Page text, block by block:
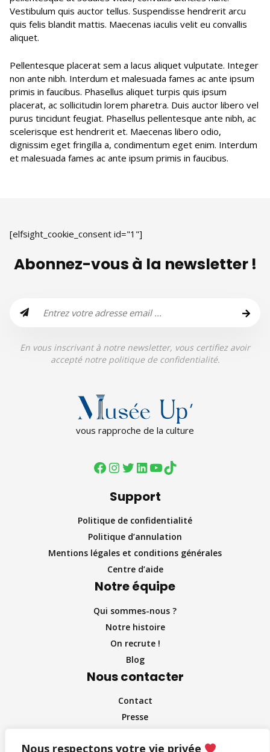
Nous respectons votre vie privée
Vestibulum quis auctor tellus. Suspendisse hendrerit arcu
quis felis blandit mattis. Maecenas iaculis velit eu convallis
aliquet.
Pellentesque placerat sem a lacus aliquet vulputate. Integer
non ante nibh. Interdum et malesuada fames ac ante ipsum
primis in faucibus. Phasellus aliquet turpis quis ipsum
placerat, ac sollicitudin lorem pharetra. Duis auctor libero vel
purus tincidunt feugiat. Phasellus pellentesque ante nibh, ac
scelerisque est hendrerit et. Maecenas libero odio,
dignissim eget fringilla a, condimentum eget enim. Interdum
et malesuada fames ac ante ipsum primis in faucibus.
[elfsight_cookie_consent id="1"]
Abonnez-vous à la newsletter !
En vous inscrivant à notre newsletter, vous certifiez avoir
accepté notre politique de confidentialité.
vous rapproche de la culture
Support
Politique de confidentialité
Politique d’annulation
Mentions légales et conditions générales
Centre d’aide
Notre équipe
Qui sommes-nous ?
Notre histoire
On recrute !
Blog
Nous contacter
Contact
Presse
Influenceurs